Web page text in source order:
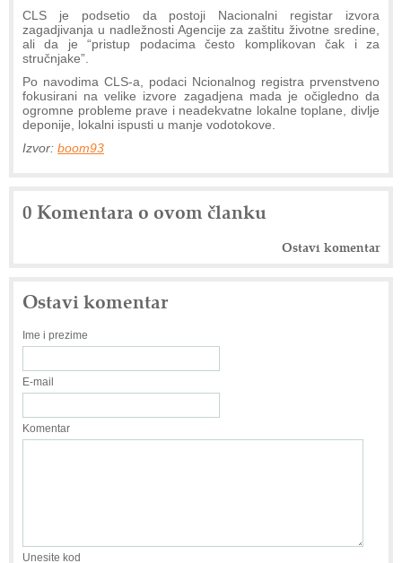
CLS je podsetio da postoji Nacionalni registar izvora
zagadjivanja u nadležnosti Agencije za zaštitu životne sredine,
ali da je “pristup podacima često komplikovan čak i za
stručnjake”.
Po navodima CLS-a, podaci Ncionalnog registra prvenstveno
fokusirani na velike izvore zagadjena mada je očigledno da
ogromne probleme prave i neadekvatne lokalne toplane, divlje
deponije, lokalni ispusti u manje vodotokove.
Izvor: boom93
0 Komentara o ovom članku
Ostavi komentar
Ostavi komentar
Ime i prezime
E-mail
Komentar
Unesite kod